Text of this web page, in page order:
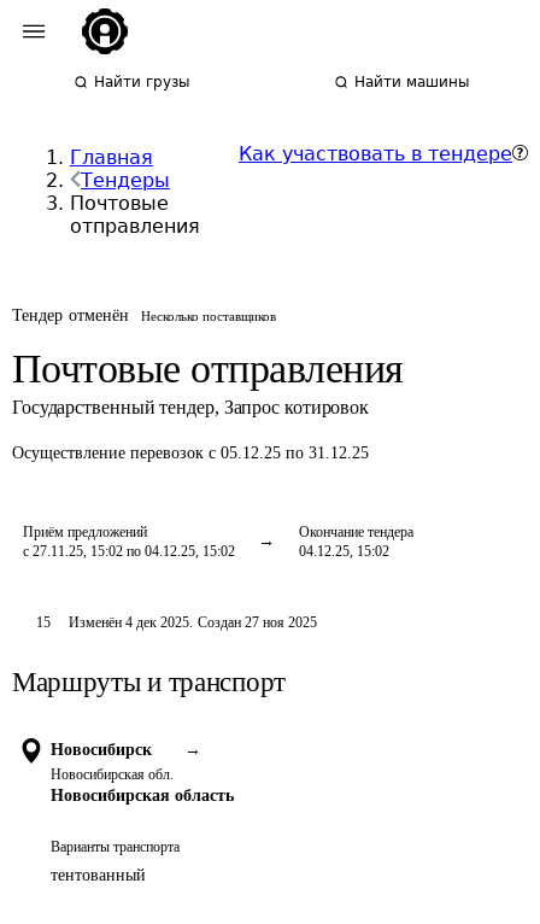
Найти грузы Найти машины
Главная
Тендеры
Почтовые
отправления
Как участвовать в тендере
Тендер отменён Несколько поставщиков
Почтовые отправления
Государственный тендер, Запрос котировок
Осуществление перевозок с 05.12.25 по 31.12.25
Приём предложений
с 27.11.25, 15:02 по 04.12.25, 15:02
Окончание тендера
04.12.25, 15:02
15 Изменён4 дек 2025. Создан 27 ноя 2025
Маршруты и транспорт
Новосибирск →
Новосибирская обл.
Новосибирская область
Варианты транспорта
тентованный